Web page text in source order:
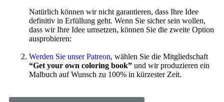
Natürlich können wir nicht garantieren, dass Ihre Idee
definitiv in Erfüllung geht. Wenn Sie sicher sein wollen,
dass wir Ihre Idee umsetzen, können Sie die zweite Option
ausprobieren:
Werden Sie unser Patreon, wählen Sie die Mitgliedschaft
“Get your own coloring book” und wir produzieren ein
Malbuch auf Wunsch zu 100% in kürzester Zeit.